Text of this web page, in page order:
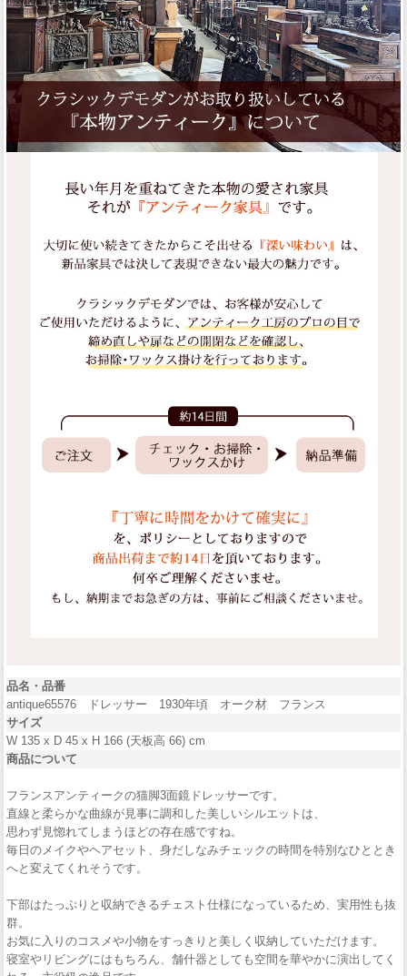
品名・品番
antique65576 ドレッサー 1930年頃 オーク材 フランス
サイズ
W 135 x D 45 x H 166 (天板高 66) cm
商品について
フランスアンティークの猫脚3面鏡ドレッサーです。
直線と柔らかな曲線が見事に調和した美しいシルエットは、
思わず見惚れてしまうほどの存在感ですね。
毎日のメイクやヘアセット、身だしなみチェックの時間を特別なひととき
へと変えてくれそうです。
下部はたっぷりと収納できるチェスト仕様になっているため、実用性も抜
群。
お気に入りのコスメや小物をすっきりと美しく収納していただけます。
寝室やリビングにはもちろん、舗什器としても空間を華やかに演出してく